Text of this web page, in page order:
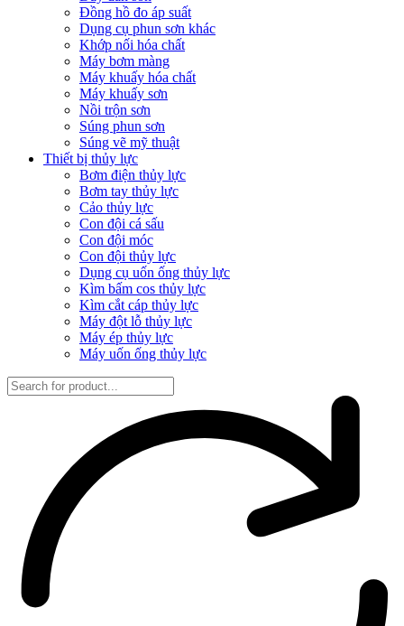
Đồng hồ đo áp suất
Dụng cụ phun sơn khác
Khớp nối hóa chất
Máy bơm màng
Máy khuấy hóa chất
Máy khuấy sơn
Nồi trộn sơn
Súng phun sơn
Súng vẽ mỹ thuật
Thiết bị thủy lực
Bơm điện thủy lực
Bơm tay thủy lực
Cảo thủy lực
Con đội cá sấu
Con đội móc
Con đội thủy lực
Dụng cụ uốn ống thủy lực
Kìm bấm cos thủy lực
Kìm cắt cáp thủy lực
Máy đột lỗ thủy lực
Máy ép thủy lực
Máy uốn ống thủy lực